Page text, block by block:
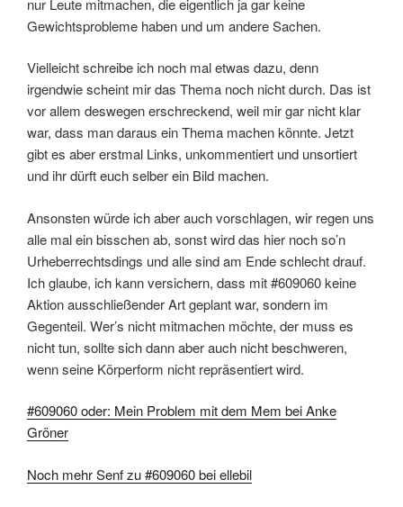
nur Leute mitmachen, die eigentlich ja gar keine
Gewichtsprobleme haben und um andere Sachen.
Vielleicht schreibe ich noch mal etwas dazu, denn
irgendwie scheint mir das Thema noch nicht durch. Das ist
vor allem deswegen erschreckend, weil mir gar nicht klar
war, dass man daraus ein Thema machen könnte. Jetzt
gibt es aber erstmal Links, unkommentiert und unsortiert
und ihr dürft euch selber ein Bild machen.
Ansonsten würde ich aber auch vorschlagen, wir regen uns
alle mal ein bisschen ab, sonst wird das hier noch so’n
Urheberrechtsdings und alle sind am Ende schlecht drauf.
Ich glaube, ich kann versichern, dass mit #609060 keine
Aktion ausschließender Art geplant war, sondern im
Gegenteil. Wer’s nicht mitmachen möchte, der muss es
nicht tun, sollte sich dann aber auch nicht beschweren,
wenn seine Körperform nicht repräsentiert wird.
#609060 oder: Mein Problem mit dem Mem bei Anke
Gröner
Noch mehr Senf zu #609060 bei ellebil